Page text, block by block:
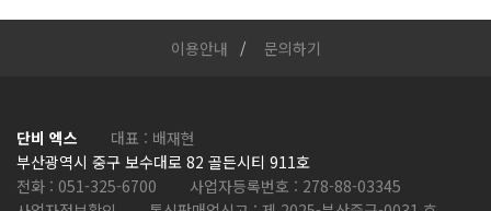
이용안내 문의하기
단비 엑스
대표 : 배재현
부산광역시 중구 보수대로 82 골든시티 911호
전화 : 051-325-6700 사업자등록번호 : 278-88-03345